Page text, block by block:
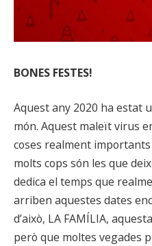
BONES FESTES!
Aquest any 2020 ha estat
món. Aquest maleït virus
coses realment
molts cops són les que
dedica el temps que
arriben aquestes dates
d’això, LA FAMÍLIA,
però que moltes vegades